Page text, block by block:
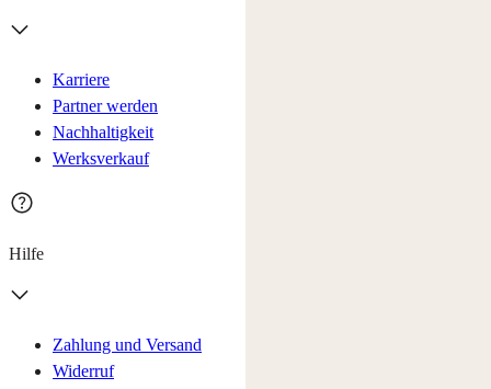
Karriere
Partner werden
Nachhaltigkeit
Werksverkauf
Hilfe
Zahlung und Versand
Widerruf